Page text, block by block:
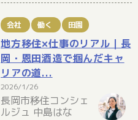
会社 働く 田園
地方移住×仕事のリアル｜長
岡・恩田酒造で掴んだキャ
リアの道...
2026/1/26
長岡市移住コンシェ
ルジュ 中島はな